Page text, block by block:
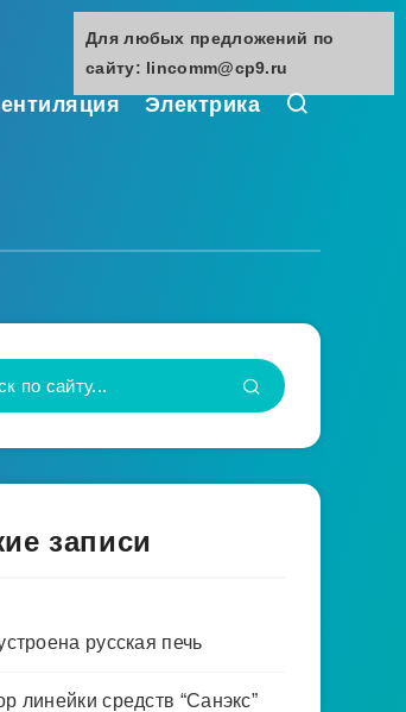
Электрика
записи
русская печь
линейки средств “Санэкс”
Для любых предложений по
сайту: lincomm@cp9.ru